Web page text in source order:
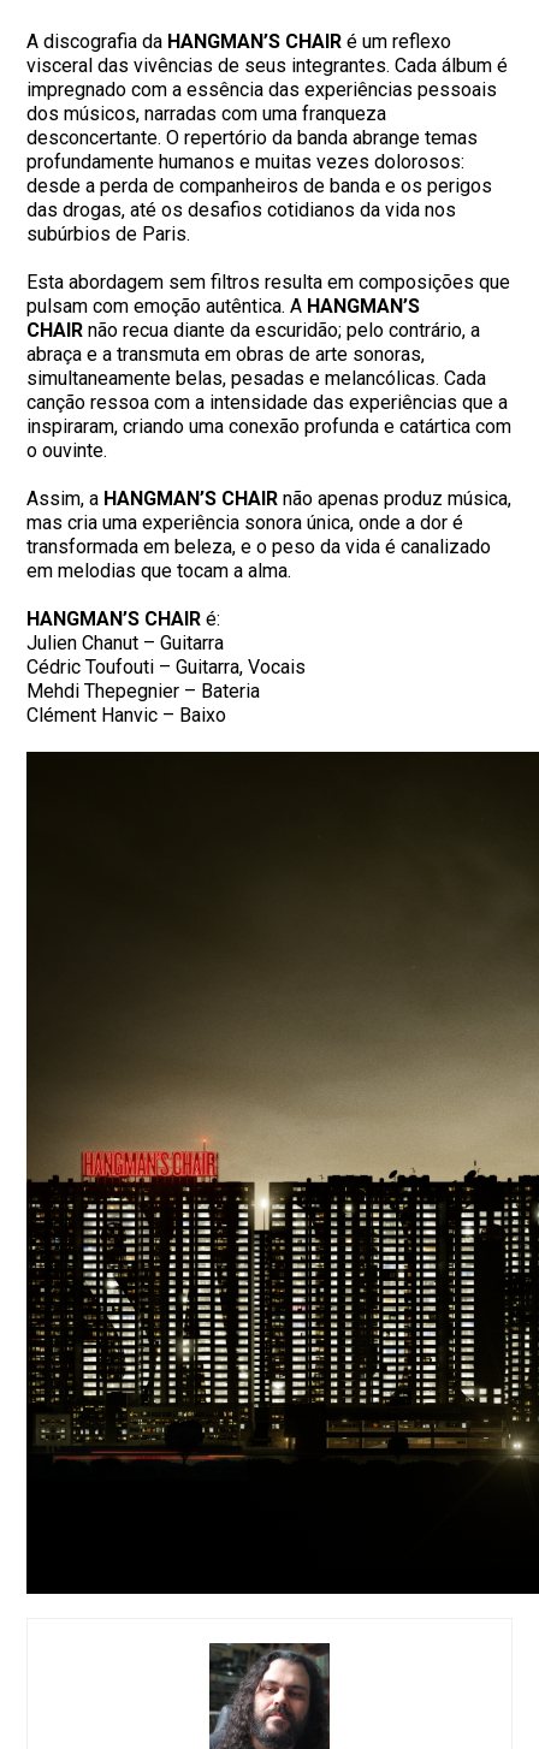
A discografia da HANGMAN’S CHAIR é um reflexo
visceral das vivências de seus integrantes. Cada álbum é
impregnado com a essência das experiências pessoais
dos músicos, narradas com uma franqueza
desconcertante. O repertório da banda abrange temas
profundamente humanos e muitas vezes dolorosos:
desde a perda de companheiros de banda e os perigos
das drogas, até os desafios cotidianos da vida nos
subúrbios de Paris.
Esta abordagem sem filtros resulta em composições que
pulsam com emoção autêntica. A HANGMAN’S
CHAIR não recua diante da escuridão; pelo contrário, a
abraça e a transmuta em obras de arte sonoras,
simultaneamente belas, pesadas e melancólicas. Cada
canção ressoa com a intensidade das experiências que a
inspiraram, criando uma conexão profunda e catártica com
o ouvinte.
Assim, a HANGMAN’S CHAIR não apenas produz música,
mas cria uma experiência sonora única, onde a dor é
transformada em beleza, e o peso da vida é canalizado
em melodias que tocam a alma.
HANGMAN’S CHAIR é:
Julien Chanut – Guitarra
Cédric Toufouti – Guitarra, Vocais
Mehdi Thepegnier – Bateria
Clément Hanvic – Baixo